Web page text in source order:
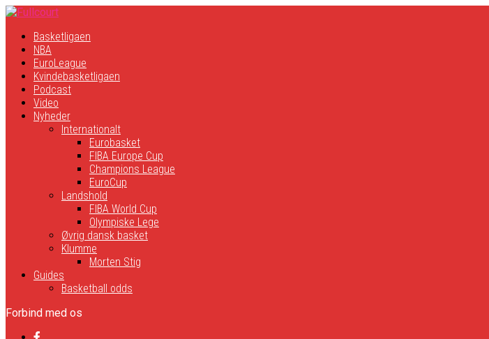
Basketligaen
NBA
EuroLeague
Kvindebasketligaen
Podcast
Video
Nyheder
Internationalt
Eurobasket
FIBA Europe Cup
Champions League
EuroCup
Landshold
FIBA World Cup
Olympiske Lege
Øvrig dansk basket
Klumme
Morten Stig
Guides
Basketball odds
Forbind med os